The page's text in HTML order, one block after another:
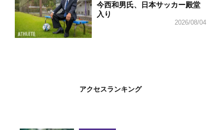
今西和男氏、日本サッカー殿堂
入り
2026/08/04
アクセスランキング